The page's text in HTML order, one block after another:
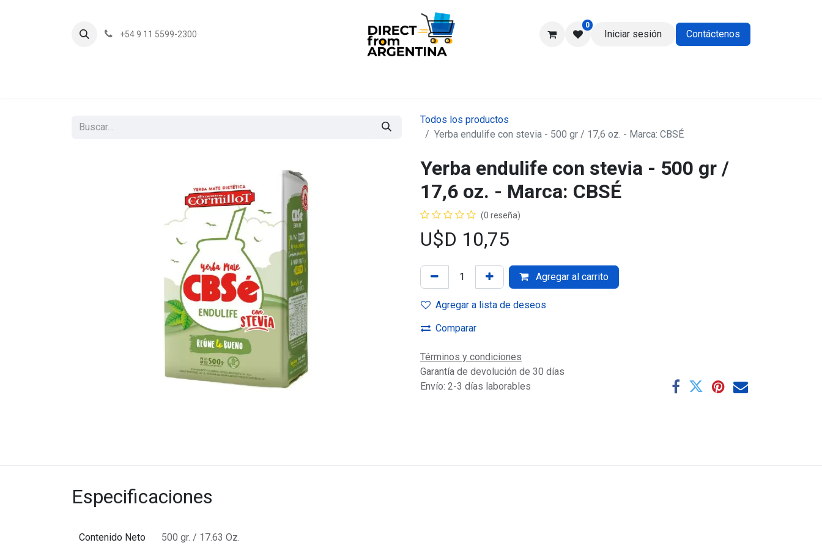
+54 9 11 5599-2300
0
Iniciar sesión Contáctenos
Todos los productos
Yerba endulife con stevia - 500 gr / 17,6 oz. - Marca: CBSÉ
Yerba endulife con stevia - 500 gr /
17,6 oz. - Marca: CBSÉ
(0 reseña)
U$D 10,75
Agregar al carrito
Agregar a lista de deseos
Comparar
Términos y condiciones
Garantía de devolución de 30 días
Envío: 2-3 días laborables
Especificaciones
Contenido Neto 500 gr. / 17.63 Oz.